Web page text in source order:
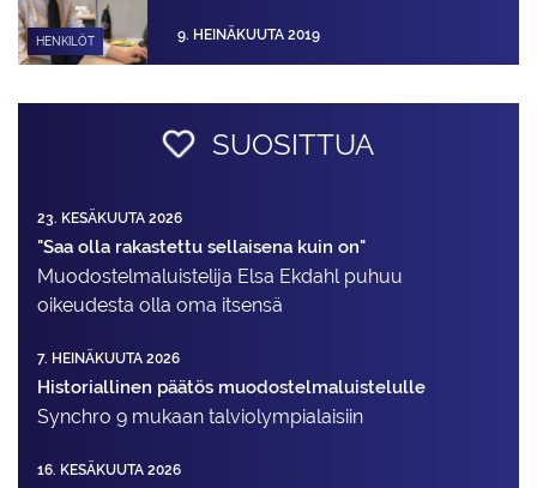
HENKILÖT 9. HEINÄKUUTA 2019
SUOSITTUA
23. KESÄKUUTA 2026
"Saa olla rakastettu sellaisena kuin on"
Muodostelma­luistelija Elsa Ekdahl puhuu
oikeudesta olla oma itsensä
7. HEINÄKUUTA 2026
Historiallinen päätös muodostelmaluistelulle
Synchro 9 mukaan talviolympialaisiin
16. KESÄKUUTA 2026